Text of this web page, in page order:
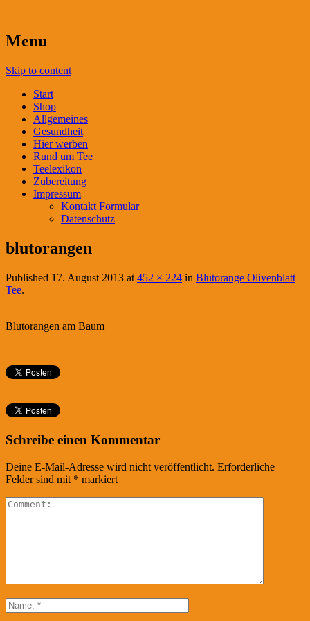
Menu
Skip to content
Start
Shop
Allgemeines
Gesundheit
Hier werben
Rund um Tee
Teelexikon
Zubereitung
Impressum
Kontakt Formular
Datenschutz
blutorangen
Published 17. August 2013 at 452 × 224 in Blutorange Olivenblatt
Tee.
Blutorangen am Baum
Schreibe einen Kommentar
Deine E-Mail-Adresse wird nicht veröffentlicht. Erforderliche
Felder sind mit * markiert